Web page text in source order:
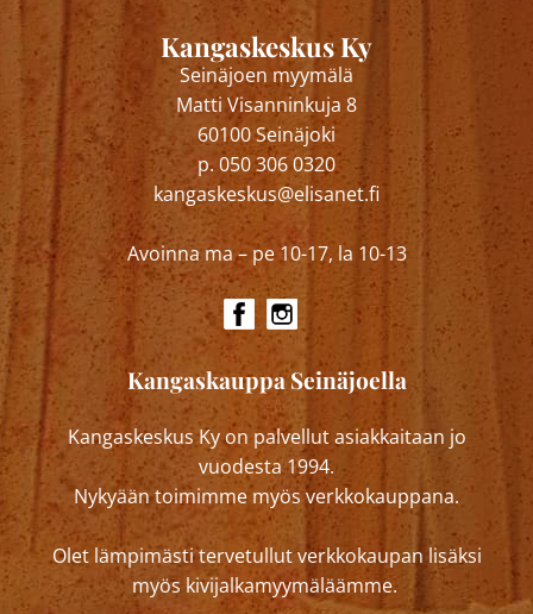
Kangaskeskus Ky
Seinäjoen myymälä
Matti Visanninkuja 8
60100 Seinäjoki
p. 050 306 0320
kangaskeskus@elisanet.fi
Avoinna ma – pe 10-17, la 10-13
Kangaskauppa Seinäjoella
Kangaskeskus Ky on palvellut asiakkaitaan jo
vuodesta 1994.
Nykyään toimimme myös verkkokauppana.
Olet lämpimästi tervetullut verkkokaupan lisäksi
myös kivijalkamyymäläämme.